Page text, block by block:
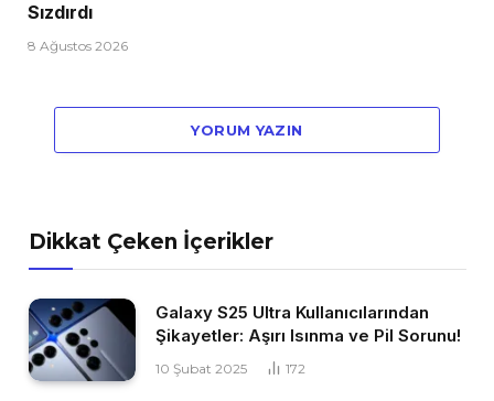
Sızdırdı
8 Ağustos 2026
YORUM YAZIN
Dikkat Çeken İçerikler
Galaxy S25 Ultra Kullanıcılarından
Şikayetler: Aşırı Isınma ve Pil Sorunu!
10 Şubat 2025 172